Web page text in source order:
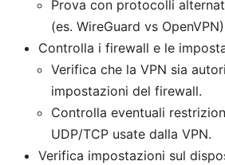
Prova con protocolli
(es. WireGuard vs
Controlla i firewall e le
Verifica che la VPN sia
impostazioni del firewall.
Controlla eventuali
UDP/TCP usate dalla VPN.
Verifica impostazioni sul